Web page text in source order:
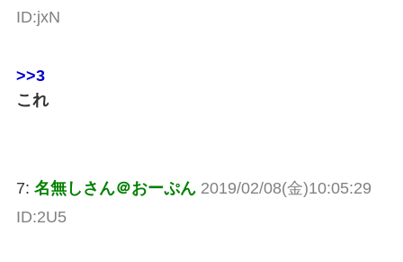
ID:jxN
>>3
これ
7: 名無しさん＠おーぷん 2019/02/08(金)10:05:29
ID:2U5